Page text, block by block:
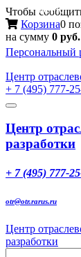
Чтобы
Корзина0
на сумму 0 руб.
Персональный
Центр
+ 7 (495) 777-
Toggle
Меню
Центр
разработки
+ 7 (495) 777-
otr@otr.rarus.ru
Центр
разработки